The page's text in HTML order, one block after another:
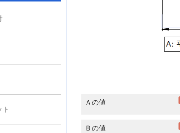
ト
Ａの値
Ｂの値